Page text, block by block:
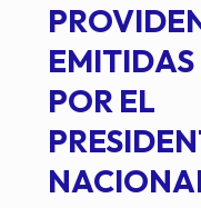
EMITIDAS
POR EL